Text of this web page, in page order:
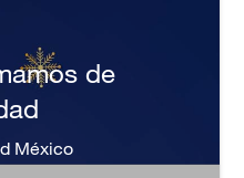
de
México